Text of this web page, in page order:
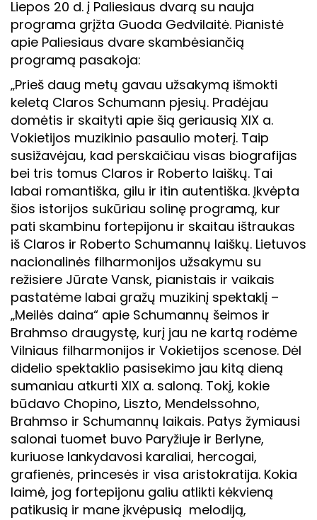
Liepos 20 d. į Paliesiaus dvarą su nauja
programa grįžta Guoda Gedvilaitė. Pianistė
apie Paliesiaus dvare skambėsiančią
programą pasakoja:
„Prieš daug metų gavau užsakymą išmokti
keletą Claros Schumann pjesių. Pradėjau
domėtis ir skaityti apie šią geriausią XIX a.
Vokietijos muzikinio pasaulio moterį. Taip
susižavėjau, kad perskaičiau visas biografijas
bei tris tomus Claros ir Roberto laiškų. Tai
labai romantiška, gilu ir itin autentiška. Įkvėpta
šios istorijos sukūriau solinę programą, kur
pati skambinu fortepijonu ir skaitau ištraukas
iš Claros ir Roberto Schumannų laiškų. Lietuvos
nacionalinės filharmonijos užsakymu su
režisiere Jūrate Vansk, pianistais ir vaikais
pastatėme labai gražų muzikinį spektaklį –
„Meilės daina“ apie Schumannų šeimos ir
Brahmso draugystę, kurį jau ne kartą rodėme
Vilniaus filharmonijos ir Vokietijos scenose. Dėl
didelio spektaklio pasisekimo jau kitą dieną
sumaniau atkurti XIX a. saloną. Tokį, kokie
būdavo Chopino, Liszto, Mendelssohno,
Brahmso ir Schumannų laikais. Patys žymiausi
salonai tuomet buvo Paryžiuje ir Berlyne,
kuriuose lankydavosi karaliai, hercogai,
grafienės, princesės ir visa aristokratija. Kokia
laimė, jog fortepijonu galiu atlikti kėkvieną
patikusią ir mane įkvėpusią melodiją,